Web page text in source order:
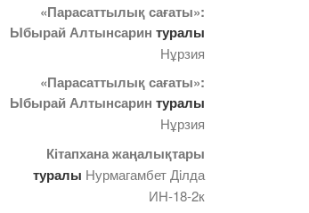
«Парасаттылық сағаты»:
Ыбырай Алтынсарин туралы
Нұрзия
«Парасаттылық сағаты»:
Ыбырай Алтынсарин туралы
Нұрзия
Кітапхана жаңалықтары
туралы Нурмагамбет Дiлда
ИН-18-2к